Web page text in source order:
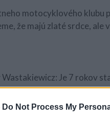
Do Not Process My
motocyklového klubu
že majú zlaté srdce,
Je 7 rokov